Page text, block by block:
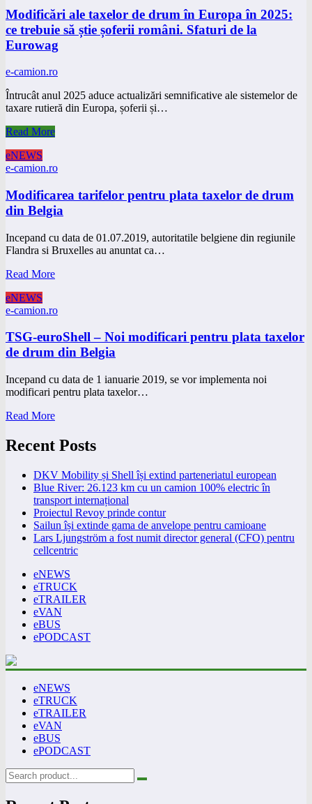
Modificări ale taxelor de drum în Europa în 2025:
ce trebuie să știe șoferii români. Sfaturi de la
Eurowag
e-camion.ro
Întrucât anul 2025 aduce actualizări semnificative ale sistemelor de
taxare rutieră din Europa, șoferii și…
Read More
eNEWS
e-camion.ro
Modificarea tarifelor pentru plata taxelor de drum
din Belgia
Incepand cu data de 01.07.2019, autoritatile belgiene din regiunile
Flandra si Bruxelles au anuntat ca…
Read More
eNEWS
e-camion.ro
TSG-euroShell – Noi modificari pentru plata taxelor
de drum din Belgia
Incepand cu data de 1 ianuarie 2019, se vor implementa noi
modificari pentru plata taxelor…
Read More
Recent Posts
DKV Mobility și Shell își extind parteneriatul european
Blue River: 26.123 km cu un camion 100% electric în
transport internațional
Proiectul Revoy prinde contur
Sailun își extinde gama de anvelope pentru camioane
Lars Ljungström a fost numit director general (CFO) pentru
cellcentric
eNEWS
eTRUCK
eTRAILER
eVAN
eBUS
ePODCAST
eNEWS
eTRUCK
eTRAILER
eVAN
eBUS
ePODCAST